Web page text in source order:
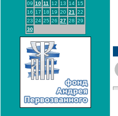
09 10 11 12 13 14 15
16 17 18 19 20 21
22
23 24 25 26 27 28 29
30